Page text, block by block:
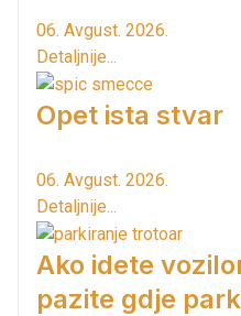
06. Avgust. 2026.
Detaljnije...
Opet ista stvar
06. Avgust. 2026.
Detaljnije...
Ako idete
pazite gdje